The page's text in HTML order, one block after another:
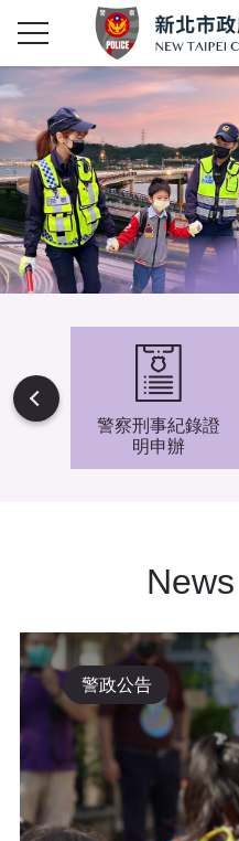
難專
警察刑事紀錄證
明申辦
News
警政公告